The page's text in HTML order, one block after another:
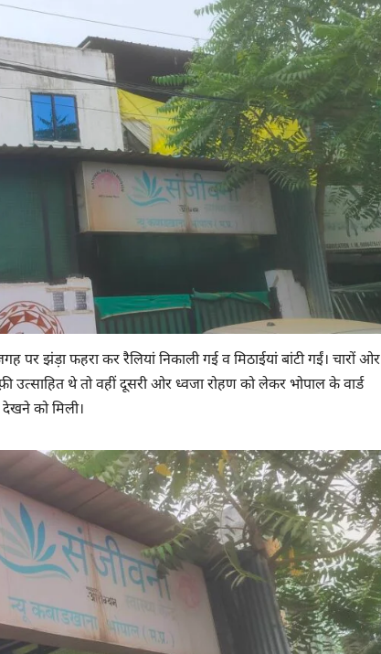
झंड़ा फहरा कर रैलियां निकाली गई व मिठाईयां बांटी गईं। चारों ओर
थे तो वहीं दूसरी ओर ध्वजा रोहण को लेकर भोपाल के वार्ड
को मिली।